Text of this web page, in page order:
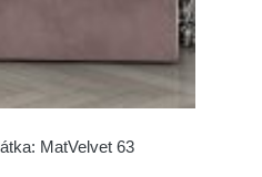
MatVelvet 63